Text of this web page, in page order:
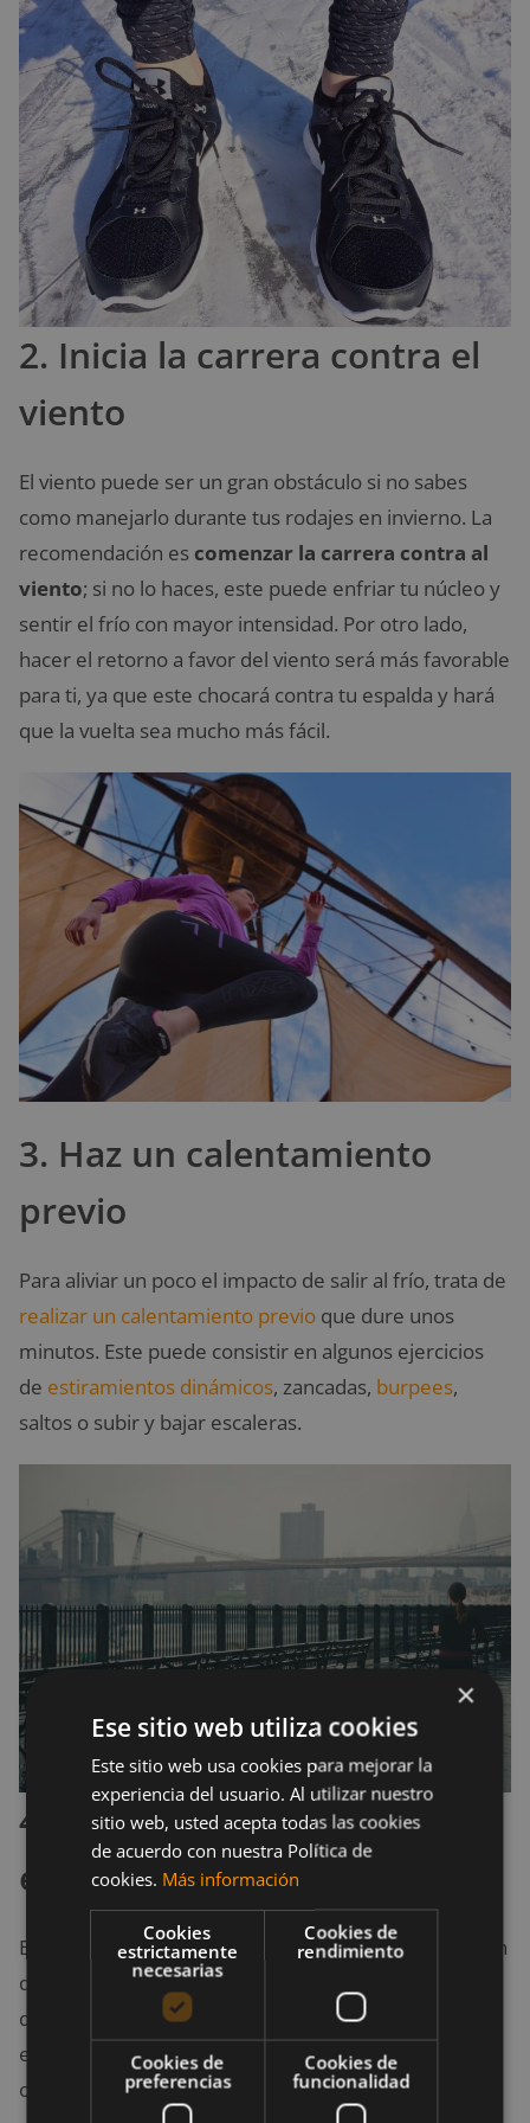
2. Inicia la carrera contra el
viento
El viento puede ser un gran obstáculo si no sabes
como manejarlo durante tus rodajes en invierno. La
recomendación es comenzar la carrera contra al
viento; si no lo haces, este puede enfriar tu núcleo y
sentir el frío con mayor intensidad. Por otro lado,
hacer el retorno a favor del viento será más favorable
para ti, ya que este chocará contra tu espalda y hará
que la vuelta sea mucho más fácil.
3. Haz un calentamiento
previo
Para aliviar un poco el impacto de salir al frío, trata de
realizar un calentamiento previo que dure unos
minutos. Este puede consistir en algunos ejercicios
de estiramientos dinámicos, zancadas, burpees,
saltos o subir y bajar escaleras.
4. Ajusta el horario de tu
entrenamiento
En invierno, las temperaturas más cálidas se alcanzan
durante el mediodía. Por ello, el consejo es que
durante esta temporada realices tus rodajes largos a
esta hora para disfrutar de mayor calidez y evitar la
oscuridad.
×
Ese sitio web utiliza cookies
Este sitio web usa cookies para mejorar la
experiencia del usuario. Al utilizar nuestro
sitio web, usted acepta todas las cookies
de acuerdo con nuestra Política de
cookies. Más información
Cookies
estrictamente
necesarias
Cookies de
rendimiento
Cookies de
preferencias
Cookies de
funcionalidad